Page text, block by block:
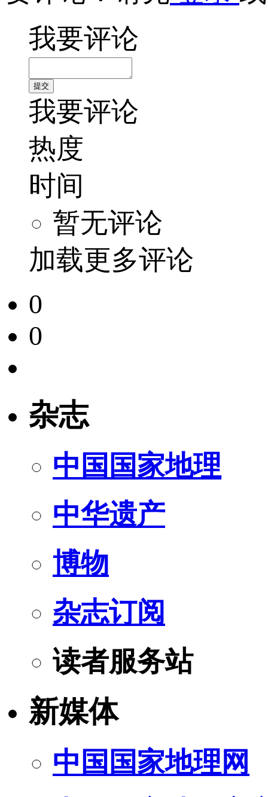
我要评论
我要评论
热度
时间
暂无评论
加载更多评论
0
0
杂志
中国国家地理
中华遗产
博物
杂志订阅
读者服务站
新媒体
中国国家地理网